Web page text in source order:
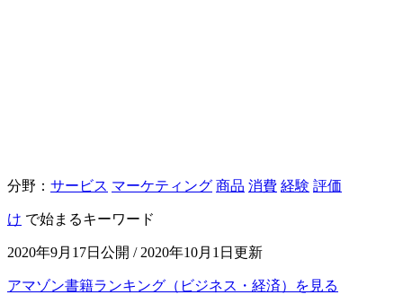
分野： サービス マーケティング 商品 消費 経験 評価
け で始まるキーワード
2020年9月17日公開 / 2020年10月1日更新
アマゾン書籍ランキング（ビジネス・経済）を見る